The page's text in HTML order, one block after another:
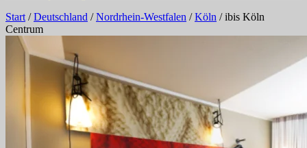
Start /Deutschland /Nordrhein-Westfalen /Köln /ibis Köln
Centrum